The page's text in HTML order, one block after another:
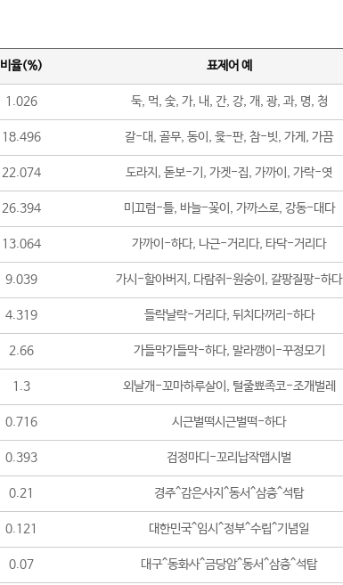
비율(%) 표제어 예
1.026 둑, 먹, 숯, 가, 내, 간, 강, 개, 광, 과, 명, 청
18.496 갈-대, 골무, 동이, 윷-판, 참-빗, 가게, 가끔
22.074 도라지, 돋보-기, 가겟-집, 가까이, 가락-엿
26.394 미끄럼-틀, 바늘-꽂이, 가까스로, 강동-대다
13.064 가까이-하다, 나근-거리다, 타닥-거리다
9.039 가시-할아버지, 다람쥐-원숭이, 갈팡질팡-하다
4.319 들락날락-거리다, 뒤치다꺼리-하다
2.66 가들막가들막-하다, 말라깽이-꾸정모기
1.3 외날개-꼬마하루살이, 털줄뾰족코-조개벌레
0.716 시근벌떡시근벌떡-하다
0.393 검정마디-꼬리납작맵시벌
0.21 경주^감은사지^동서^삼층^석탑
0.121 대한민국^임시^정부^수립^기념일
0.07 대구^동화사^금당암^동서^삼층^석탑